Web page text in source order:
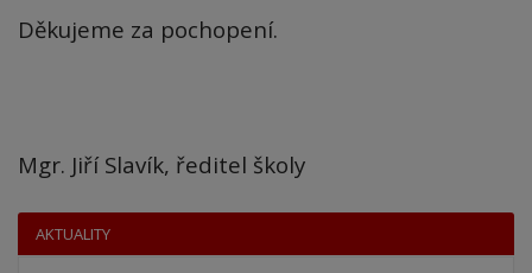
Děkujeme za pochopení.
Mgr. Jiří Slavík, ředitel školy
AKTUALITY